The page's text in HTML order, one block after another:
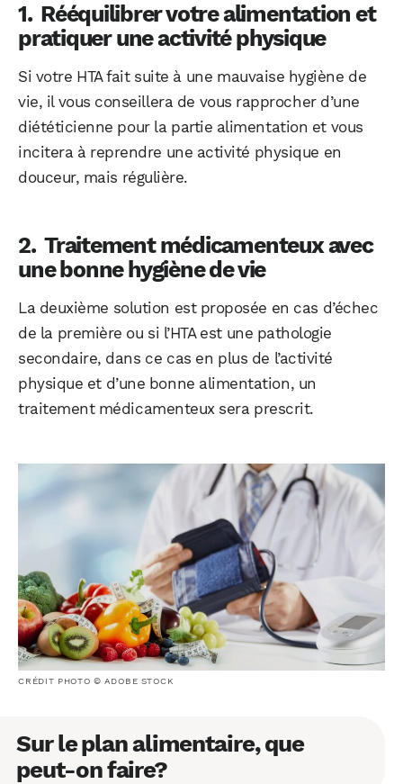
Rééquilibrer votre alimentation et
pratiquer une activité physique
Si votre HTA fait suite à une mauvaise hygiène de
vie, il vous conseillera de vous rapprocher d’une
diététicienne pour la partie alimentation et vous
incitera à reprendre une activité physique en
douceur, mais régulière.
Traitement médicamenteux avec
une bonne hygiène de vie
La deuxième solution est proposée en cas d’échec
de la première ou si l’HTA est une pathologie
secondaire, dans ce cas en plus de l’activité
physique et d’une bonne alimentation, un
traitement médicamenteux sera prescrit.
CRÉDIT PHOTO © ADOBE STOCK
Sur le plan alimentaire, que
peut-on faire?